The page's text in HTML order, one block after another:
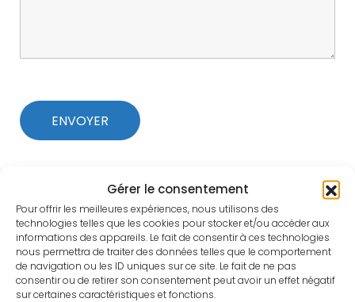
Gérer le consentement
Pour offrir les meilleures expériences, nous utilisons des
technologies telles que les cookies pour stocker et/ou accéder aux
informations des appareils. Le fait de consentir à ces technologies
nous permettra de traiter des données telles que le comportement
de navigation ou les ID uniques sur ce site. Le fait de ne pas
consentir ou de retirer son consentement peut avoir un effet négatif
sur certaines caractéristiques et fonctions.